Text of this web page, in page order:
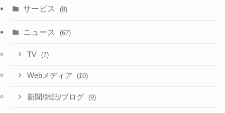
サービス (8)
ニュース (67)
TV (7)
Webメディア (10)
新聞/雑誌/ブログ (9)